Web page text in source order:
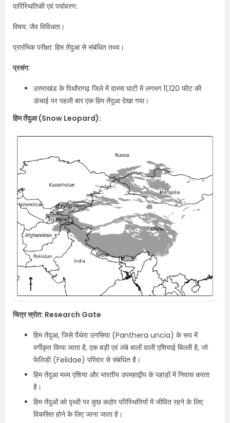
पारिस्थितिकी एवं पर्यावरण:
विषय: जैव विविधता।
प्रारंभिक परीक्षा: हिम तेंदुआ से संबंधित तथ्य।
प्रसंग:
उत्तराखंड के पिथौरागढ़ जिले में दारमा घाटी में लगभग 11,120 फीट की
ऊंचाई पर पहली बार एक हिम तेंदुआ देखा गया।
हिम तेंदुआ (Snow Leopard):
चित्र स्रोत: Research Gate
हिम तेंदुआ, जिसे पैंथेरा उनसिया (Panthera uncia) के रूप में
वर्गीकृत किया जाता है, एक बड़ी एवं लंबे बालों वाली एशियाई बिल्ली है, जो
फेलिडी (Felidae) परिवार से संबंधित है।
हिम तेंदुआ मध्य एशिया और भारतीय उपमहाद्वीप के पहाड़ों में निवास करता
है।
हिम तेंदुओं को पृथ्वी पर कुछ कठोर परिस्थितियों में जीवित रहने के लिए
विकसित होने के लिए जाना जाता है।